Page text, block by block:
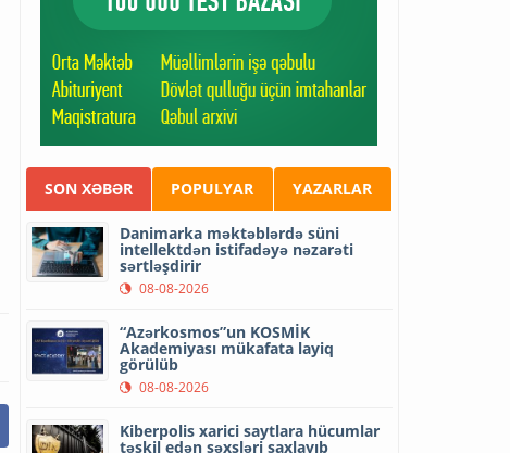
SON XƏBƏR POPULYAR YAZARLAR
Danimarka məktəblərdə süni
intellektdən istifadəyə nəzarəti
sərtləşdirir
08-08-2026
“Azərkosmos”un KOSMİK
Akademiyası mükafata layiq
görülüb
08-08-2026
Kiberpolis xarici saytlara hücumlar
təşkil edən şəxsləri saxlayıb